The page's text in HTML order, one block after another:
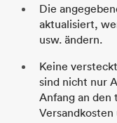
Die
aktualisiert,
usw. ändern.
Keine
sind nicht nur
Anfang an den
Versandkosten